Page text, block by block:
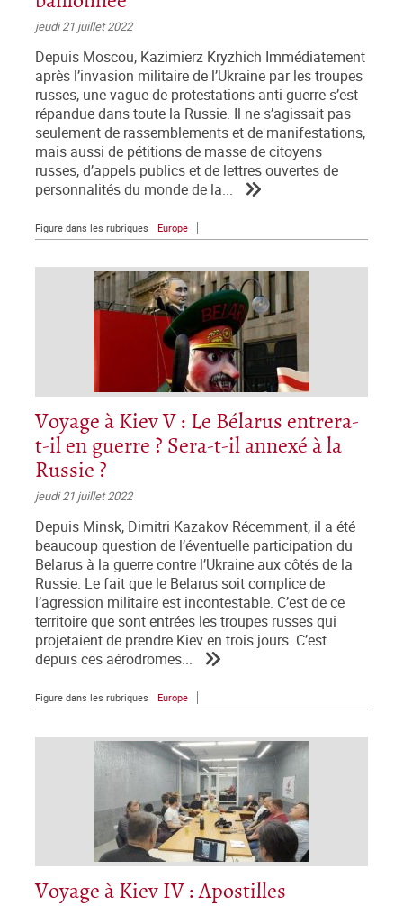
jeudi 21 juillet 2022
Depuis Moscou, Kazimierz Kryzhich Immédiatement
après l’invasion militaire de l’Ukraine par les troupes
russes, une vague de protestations anti-guerre s’est
répandue dans toute la Russie. Il ne s’agissait pas
seulement de rassemblements et de manifestations,
mais aussi de pétitions de masse de citoyens
russes, d’appels publics et de lettres ouvertes de
personnalités du monde de la...
Figure dans les rubriques Europe
Voyage à Kiev V : Le Bélarus entrera-
t-il en guerre ? Sera-t-il annexé à la
Russie ?
jeudi 21 juillet 2022
Depuis Minsk, Dimitri Kazakov Récemment, il a été
beaucoup question de l’éventuelle participation du
Belarus à la guerre contre l’Ukraine aux côtés de la
Russie. Le fait que le Belarus soit complice de
l’agression militaire est incontestable. C’est de ce
territoire que sont entrées les troupes russes qui
projetaient de prendre Kiev en trois jours. C’est
depuis ces aérodromes...
Figure dans les rubriques Europe
Voyage à Kiev IV : Apostilles